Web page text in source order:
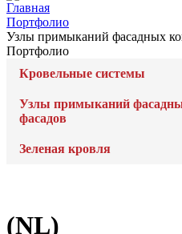
Главная
Портфолио
Узлы примыканий фасадных
Портфолио
Кровельные системы
Узлы примыканий
фасадов
Зеленая кровля
(NL)